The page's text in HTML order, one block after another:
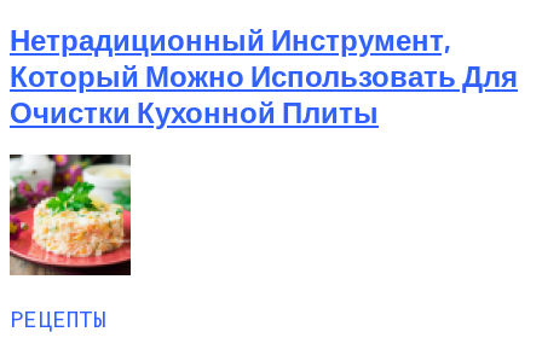
Нетрадиционный Инструмент,
Который Можно Использовать Для
Очистки Кухонной Плиты
РЕЦЕПТЫ